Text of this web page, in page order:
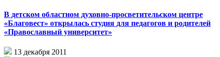
В детском областном духовно-просветительском центре
«Благовест» открылась студия для педагогов и родителей
«Православный университет»
13 декабря 2011